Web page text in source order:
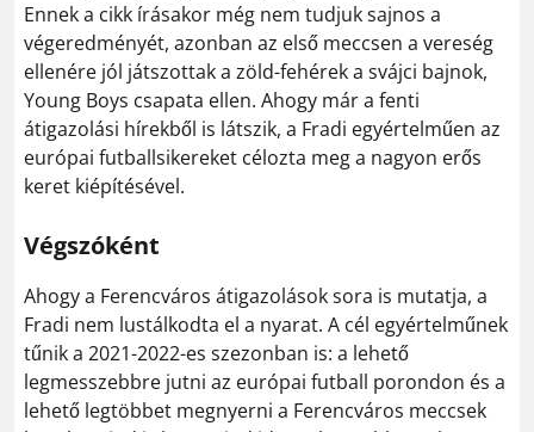
Ennek a cikk írásakor még nem tudjuk sajnos a
végeredményét, azonban az első meccsen a vereség
ellenére jól játszottak a zöld-fehérek a svájci bajnok,
Young Boys csapata ellen. Ahogy már a fenti
átigazolási hírekből is látszik, a Fradi egyértelműen az
európai futballsikereket célozta meg a nagyon erős
keret kiépítésével.
Végszóként
Ahogy a Ferencváros átigazolások sora is mutatja, a
Fradi nem lustálkodta el a nyarat. A cél egyértelműnek
tűnik a 2021-2022-es szezonban is: a lehető
legmesszebbre jutni az európai futball porondon és a
lehető legtöbbet megnyerni a Ferencváros meccsek